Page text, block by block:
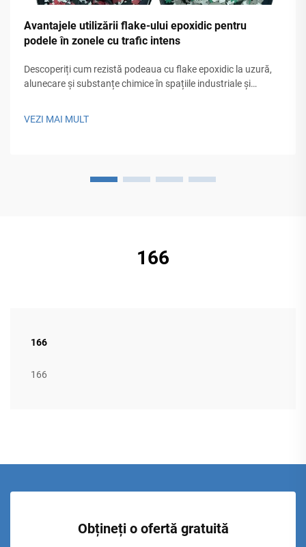
Avantajele utilizării flake-ului epoxidic pentru
podele în zonele cu trafic intens
Descoperiți cum rezistă podeaua cu flake epoxidic la uzură,
alunecare și substanțe chimice în spațiile industriale și
VEZI MAI MULT
166
166
166
Obțineți o ofertă gratuită